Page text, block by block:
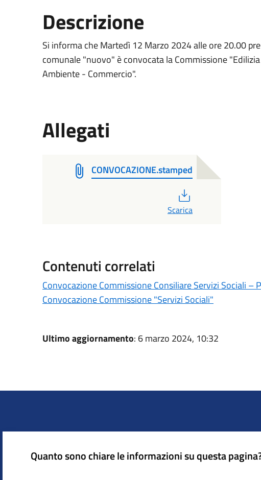
Descrizione
Si informa che Martedì 12 Marzo 2024 alle ore 20.00
comunale "nuovo" è convocata la Commissione
Ambiente - Commercio".
Allegati
CONVOCAZIONE.stamped
Scarica
Contenuti correlati
Convocazione Commissione Consiliare Servizi Sociali –
Convocazione Commissione "Servizi Sociali"
Ultimo aggiornamento: 6 marzo 2024, 10:32
Quanto sono chiare le informazioni su questa